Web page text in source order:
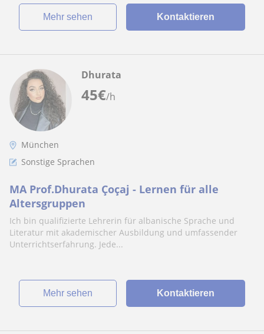
Mehr sehen Kontaktieren
45€/h
Dhurata
München
Sonstige Sprachen
MA Prof.Dhurata Çoçaj - Lernen für alle
Altersgruppen
Ich bin qualifizierte Lehrerin für albanische Sprache und
Literatur mit akademischer Ausbildung und umfassender
Unterrichtserfahrung. Jede...
Mehr sehen Kontaktieren